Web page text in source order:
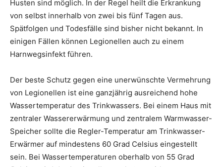
Husten sind möglich. In der Regel heilt die Erkrankung
von selbst innerhalb von zwei bis fünf Tagen aus.
Spätfolgen und Todesfälle sind bisher nicht bekannt. In
einigen Fällen können Legionellen auch zu einem
Harnwegsinfekt führen.
Der beste Schutz gegen eine unerwünschte Vermehrung
von Legionellen ist eine ganzjährig ausreichend hohe
Wassertemperatur des Trinkwassers. Bei einem Haus mit
zentraler Wassererwärmung und zentralem Warmwasser-
Speicher sollte die Regler-Temperatur am Trinkwasser-
Erwärmer auf mindestens 60 Grad Celsius eingestellt
sein. Bei Wassertemperaturen oberhalb von 55 Grad